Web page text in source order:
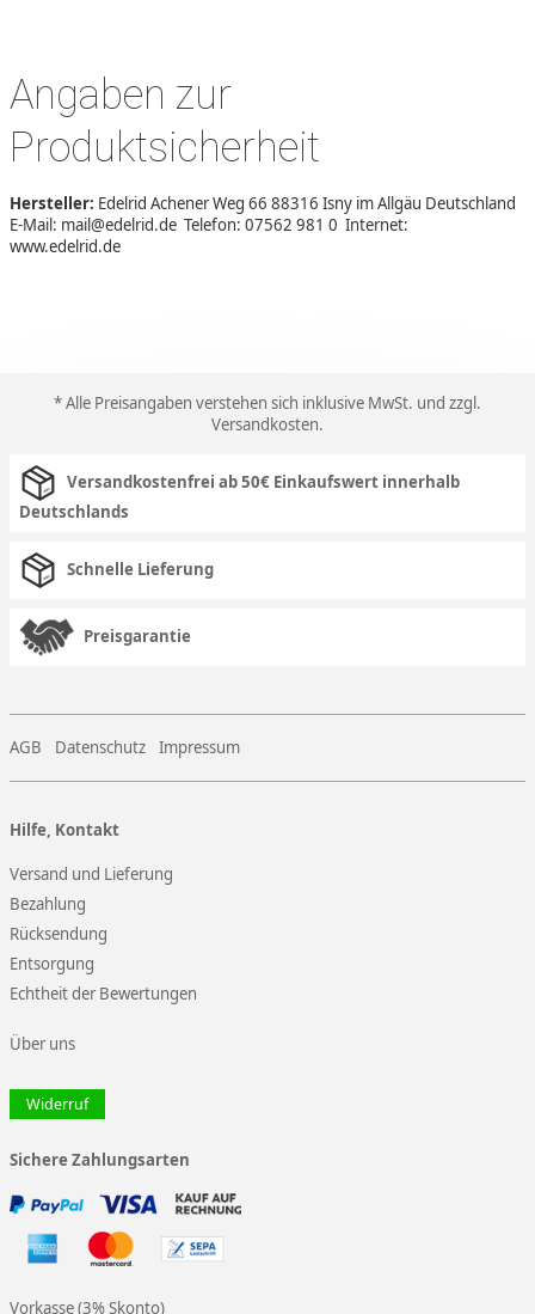
Angaben zur
Produktsicherheit
Hersteller: Edelrid Achener Weg 66 88316 Isny im Allgäu Deutschland
E-Mail: mail@edelrid.de Telefon: 07562 981 0 Internet:
www.edelrid.de
* Alle Preisangaben verstehen sich inklusive MwSt. und zzgl.
Versandkosten.
Versandkostenfrei ab 50€ Einkaufswert innerhalb
Deutschlands
Schnelle Lieferung
Preisgarantie
AGB Datenschutz Impressum
Hilfe, Kontakt
Versand und Lieferung
Bezahlung
Rücksendung
Entsorgung
Echtheit der Bewertungen
Über uns
Widerruf
Sichere Zahlungsarten
Vorkasse (3% Skonto)